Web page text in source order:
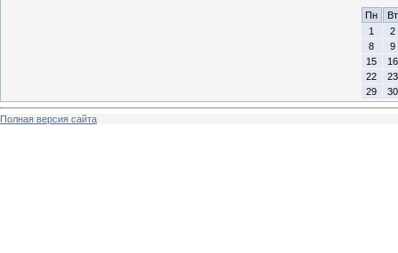
Пн
Вт
1
2
8
9
15
16
22
23
29
30
Полная версия сайта